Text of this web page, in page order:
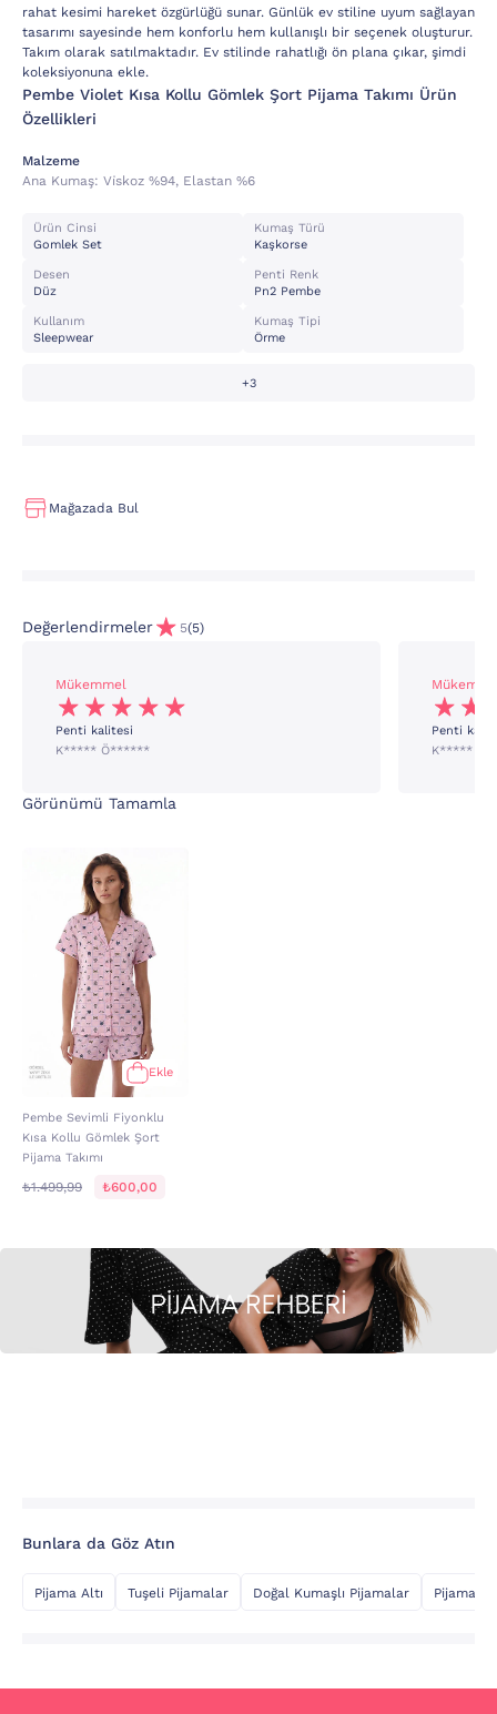
rahat kesimi hareket özgürlüğü sunar. Günlük ev stiline uyum sağlayan
tasarımı sayesinde hem konforlu hem kullanışlı bir seçenek oluşturur.
Takım olarak satılmaktadır. Ev stilinde rahatlığı ön plana çıkar, şimdi
koleksiyonuna ekle.
Pembe Violet Kısa Kollu Gömlek Şort Pijama Takımı Ürün
Özellikleri
Malzeme
Ana Kumaş: Vi̇skoz %94, Elastan %6
Ürün Cinsi
Gomlek Set
Kumaş Türü
Kaşkorse
Desen
Düz
Penti Renk
Pn2 Pembe
Kullanım
Sleepwear
Kumaş Tipi
Örme
+3
Mağazada Bul
Değerlendirmeler 5(5)
Mükemmel
Penti kalitesi
K***** Ö******
Penti
K*****
Görünümü Tamamla
Ekle
Pembe Sevimli Fiyonklu
Kısa Kollu Gömlek Şort
Pijama Takımı
₺1.499,99 ₺600,00
Bunlara da Göz Atın
Pijama Altı Tuşeli Pijamalar Doğal Kumaşlı Pijamalar Pijama